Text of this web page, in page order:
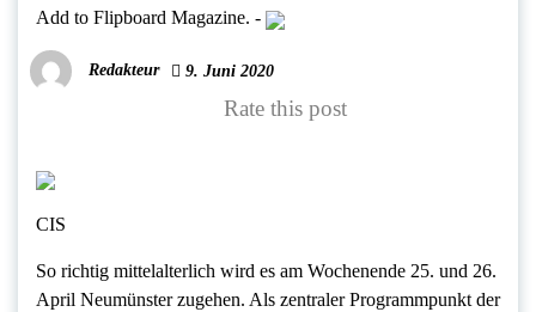
Add to Flipboard Magazine. -
Redakteur 9. Juni 2020
Rate this post
CIS
So richtig mittelalterlich wird es am Wochenende 25. und 26.
April Neumünster zugehen. Als zentraler Programmpunkt der